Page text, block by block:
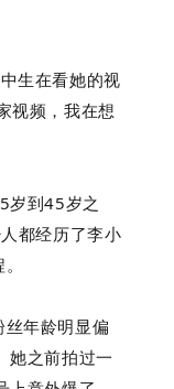
生在看她的视
视频，我在想
岁到45岁之
都经历了李小
年龄明显偏
她之前拍过一